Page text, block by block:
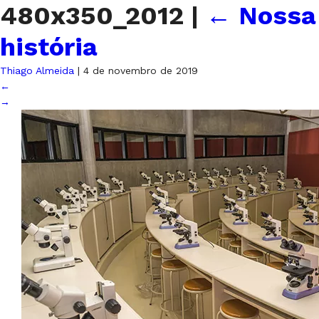
480x350_2012 | ← Nossa
história
Thiago Almeida | 4 de novembro de 2019
←
→